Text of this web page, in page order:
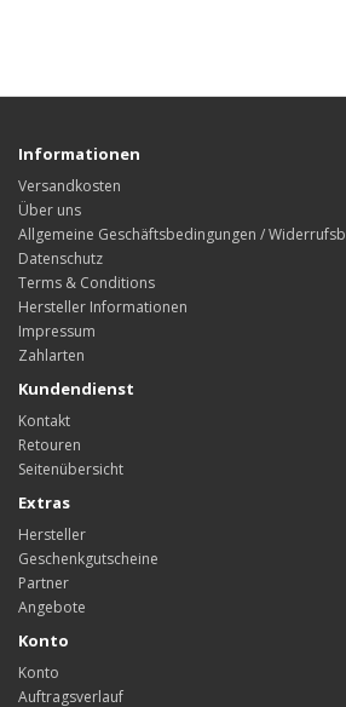
Informationen
Versandkosten
Über uns
Allgemeine Geschäftsbedingungen /
Datenschutz
Terms & Conditions
Hersteller Informationen
Impressum
Zahlarten
Kundendienst
Kontakt
Retouren
Seitenübersicht
Extras
Hersteller
Geschenkgutscheine
Partner
Angebote
Konto
Konto
Auftragsverlauf